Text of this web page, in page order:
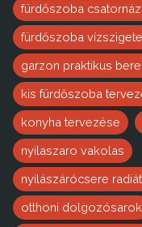
fürdőszoba
fürdőszoba
garzon praktikus
kis fürdőszoba
konyha tervezése
nyilaszaro vakolas
nyílászárócsere
otthoni dolgozósarok